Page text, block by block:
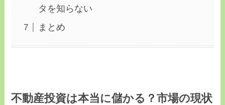
タを知らない
まとめ
不動産投資は本当に儲かる？市場の現状